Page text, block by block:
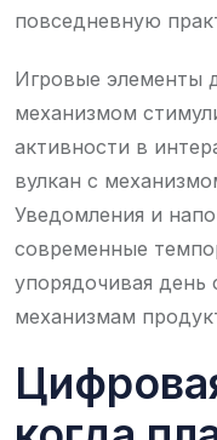
повседневную
Игровые элементы
механизмом
активности в
вулкан с
Уведомления и
современные
упорядочивая день
механизмам